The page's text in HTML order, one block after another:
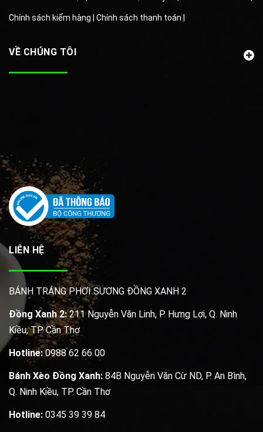
Chính sách kiểm hàng | Chính sách thanh toán |
VỀ CHÚNG TÔI
LIÊN HỆ
BÁNH TRÁNG PHƠI SƯƠNG ĐỒNG XANH 2
Đồng Xanh 2:211 Nguyễn Văn Linh, P. Hưng Lợi, Q. Ninh
Kiều, TP. Cần Thơ
Hotline:0988 62 66 00
Bánh Xèo Đồng Xanh: 84B Nguyễn Văn Cừ ND, P. An Bình,
Q. Ninh Kiều, TP. Cần Thơ
Hotline: 0345 39 39 84